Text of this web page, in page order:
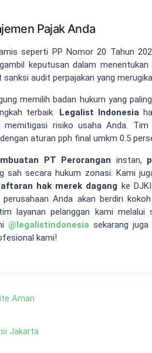
Pajak Anda
seperti PP Nomor 20 Tahun
keputusan dalam
audit perpajakan yang
memilih badan hukum yang
terbaik.
Legalist Indonesia
memitigasi risiko usaha Anda.
aturan pph final umkm 0.5
PT Perorangan instan,
sah secara hukum zonasi. Kami
hak merek dagang ke
Anda akan berdiri
layanan pelanggan kami melalui
@ legalistindonesia sekarang
kami!
Aman
Jakarta